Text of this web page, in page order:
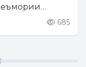
ин
685